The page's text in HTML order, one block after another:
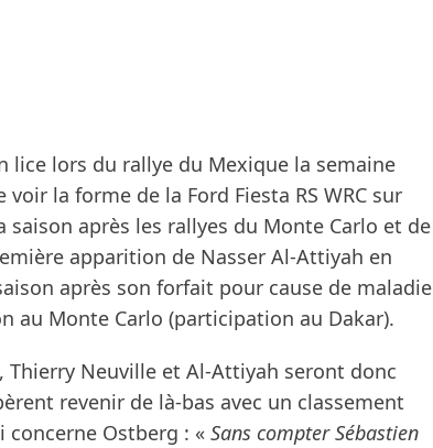
lice lors du rallye du Mexique la semaine
voir la forme de la Ford Fiesta RS WRC sur
après les rallyes du Monte Carlo et de
apparition de Nasser Al-Attiyah en
après son forfait pour cause de maladie
au Monte Carlo (participation au Dakar).
Thierry Neuville et Al-Attiyah seront donc
revenir de là-bas avec un classement
Ostberg : « Sans compter Sébastien